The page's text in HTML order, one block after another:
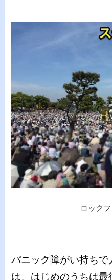
ロック
パニック障がい持ちで
は、はじめのうちは最